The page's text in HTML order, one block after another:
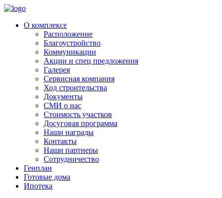
О комплексе
Расположение
Благоустройство
Коммуникации
Акции и спец предложения
Галерея
Сервисная компания
Ход строительства
Документы
СМИ о нас
Стоимость участков
Досуговая программа
Наши награды
Контакты
Наши партнеры
Сотрудничество
Генплан
Готовые дома
Ипотека